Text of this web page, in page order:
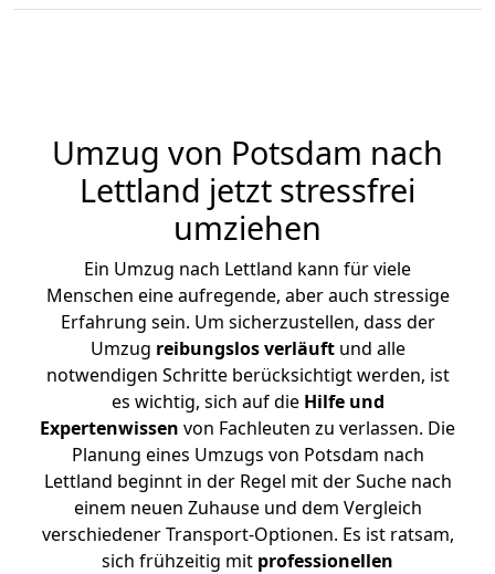
Umzug von Potsdam nach
Lettland jetzt stressfrei
umziehen
Ein Umzug nach Lettland kann für viele
Menschen eine aufregende, aber auch stressige
Erfahrung sein. Um sicherzustellen, dass der
Umzug reibungslos verläuftund alle
notwendigen Schritte berücksichtigt werden, ist
es wichtig, sich auf die Hilfe und
Expertenwissen von Fachleuten zu verlassen. Die
Planung eines Umzugs von Potsdam nach
Lettland beginnt in der Regel mit der Suche nach
einem neuen Zuhause und dem Vergleich
verschiedener Transport-Optionen. Es ist ratsam,
sich frühzeitig mit professionellen